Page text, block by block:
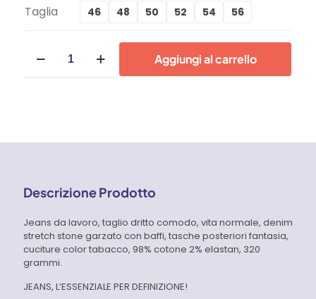
Taglia 46 48 50 52 54 56
lavoro
WORK8
quantità
Aggiungi al carrello
Descrizione Prodotto
Jeans da lavoro, taglio dritto comodo, vita normale, denim
stretch stone garzato con baffi, tasche posteriori fantasia,
cuciture color tabacco, 98% cotone 2% elastan, 320
grammi.
JEANS, L’ESSENZIALE PER DEFINIZIONE!